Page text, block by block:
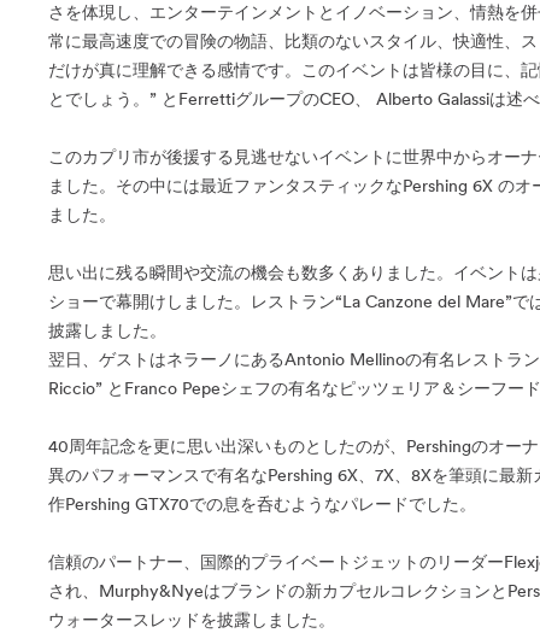
さを体現し、エンターテインメントとイノベーション、情熱を
常に最高速度での冒険の物語、比類のないスタイル、快適性、
だけが真に理解できる感情です。このイベントは皆様の目に、
とでしょう。” とFerrettiグループのCEO、 Alberto Galassiは述
このカプリ市が後援する見逃せないイベントに世界中からオー
ました。その中には最近ファンタスティックなPershing 6X の
ました。
思い出に残る瞬間や交流の機会も数多くありました。イベント
ショーで幕開けしました。レストラン“La Canzone del Mare”
披露しました。
翌日、ゲストはネラーノにあるAntonio Mellinoの有名レストラ
Riccio” とFranco Pepeシェフの有名なピッツェリア＆シーフー
40周年記念を更に思い出深いものとしたのが、Pershingのオー
異のパフォーマンスで有名なPershing 6X、7X、8Xを筆頭に最
作Pershing GTX70での息を呑むようなパレードでした。
信頼のパートナー、国際的プライベートジェットのリーダー
され、Murphy&Nyeはブランドの新カプセルコレクションと
ウォータースレッドを披露しました。